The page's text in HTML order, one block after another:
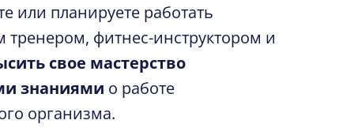
или планируете работать
тренером, фитнес-инструктором и
свое мастерство
знаниями о работе
организма.